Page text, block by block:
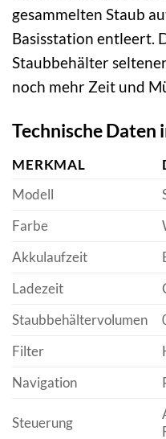
gesammelten Staub
Basisstation entleert.
Staubbehälter
noch mehr Zeit und
Technische Daten
MERKMAL
Modell
Farbe
Akkulaufzeit
Ladezeit
Staubbehältervolumen
Filter
Navigation
Steuerung